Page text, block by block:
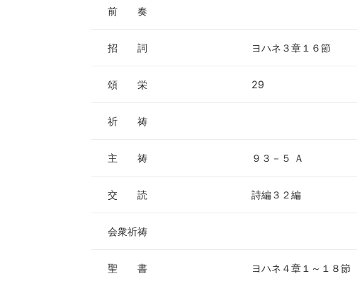
前 奏
招 詞 ヨハネ３章１６節
頌 栄 29
祈 祷
主 祷 ９３－５ Ａ
交 読 詩編３２編
会衆祈祷
聖 書 ヨハネ４章１～１８節